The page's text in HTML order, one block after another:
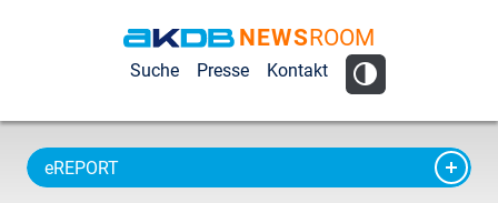
AKDB Anstalt
Kommunale
Datenverarbeitung
NEWSROOM
Suche Presse Kontakt
eREPORT